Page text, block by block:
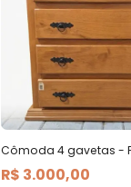
Cômoda 4 gavetas -
R$ 3.000,00